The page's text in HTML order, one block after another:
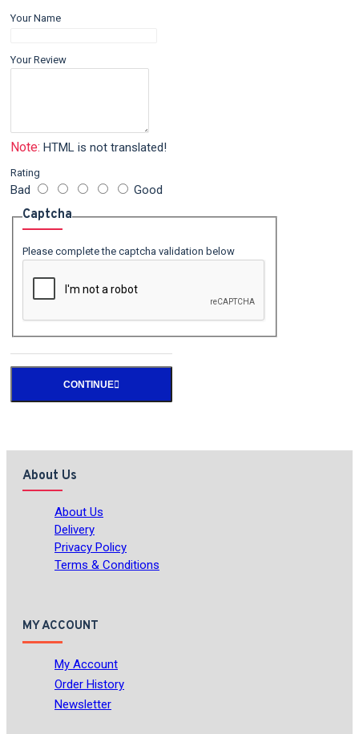
Your Name
Your Review
Note: HTML is not translated!
Rating
Bad Good
Captcha
Please complete the captcha validation below
CONTINUE
About Us
About Us
Delivery
Privacy Policy
Terms & Conditions
MY ACCOUNT
My Account
Order History
Newsletter